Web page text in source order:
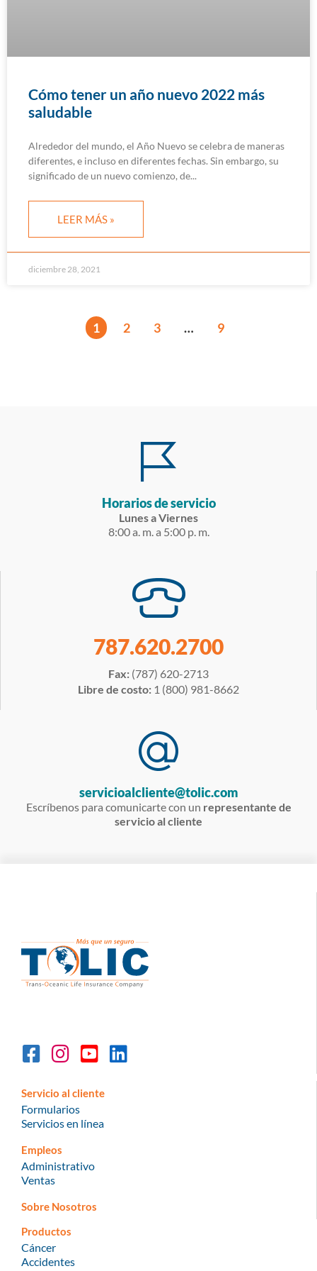
Cómo tener un año nuevo 2022 más
saludable
Alrededor del mundo, el Año Nuevo se celebra de maneras
diferentes, e incluso en diferentes fechas. Sin embargo, su
significado de un nuevo comienzo, de
LEER MÁS »
diciembre 28, 2021
1 2 3 … 9
Horarios de servicio
Lunes a Viernes
8:00 a. m. a 5:00 p. m.
787.620.2700
Fax: (787) 620-2713
Libre de costo: 1 (800) 981-8662
servicioalcliente@tolic.com
Escríbenos para comunicarte con un representante de
servicio al cliente
Servicio al cliente
Formularios
Servicios en línea
Empleos
Administrativo
Ventas
Sobre Nosotros
Productos
Cáncer
Accidentes